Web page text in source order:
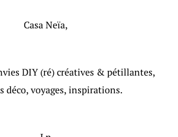
Casa Neïa,
DIY (ré) créatives & pétillantes,
déco, voyages, inspirations.